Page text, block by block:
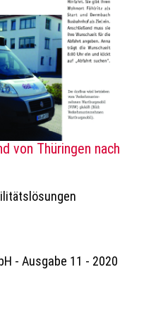
von Thüringen nach
- Ausgabe 11 - 2020